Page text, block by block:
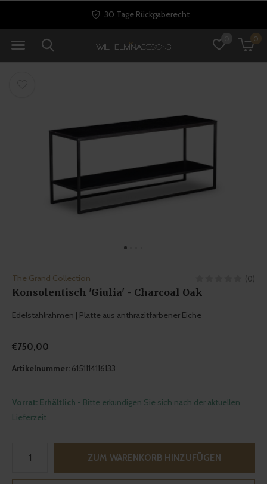
0
30 Tage Rückgaberecht
The Grand Collection (0)
Konsolentisch 'Giulia' - Charcoal Oak
Edelstahlrahmen | Platte aus anthrazitfarbener Eiche
€750,00
Artikelnummer: 6151114116133
Vorrat: Erhältlich - Bitte erkundigen Sie sich nach der aktuellen
Lieferzeit
ZUM WARENKORB HINZUFÜGEN